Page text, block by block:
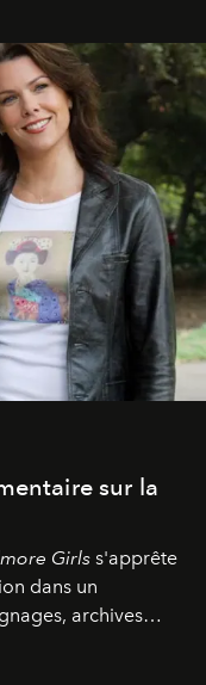
sur la
Girls s'apprête
dans un
archives
d'un phénomène